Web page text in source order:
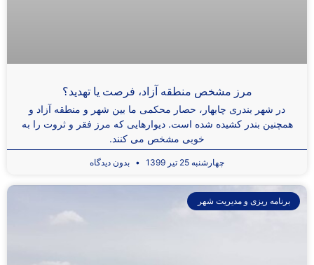
مرز مشخص منطقه آزاد، فرصت یا تهدید؟
در شهر بندری چابهار، حصار محکمی ما بین شهر و منطقه آزاد و
همچنین بندر کشیده شده است. دیوارهایی که مرز فقر و ثروت را به
خوبی مشخص می ‌کنند.
چهارشنبه 25 تیر 1399 بدون دیدگاه
برنامه ریزی و مدیریت شهر